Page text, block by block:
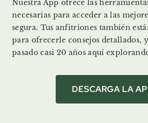
Nuestra App ofrece las
necesarias para acceder a las
segura. Tus anfitriones también
para ofrecerle consejos detallados,
pasado casi 20 años aquí
DESCARGA LA